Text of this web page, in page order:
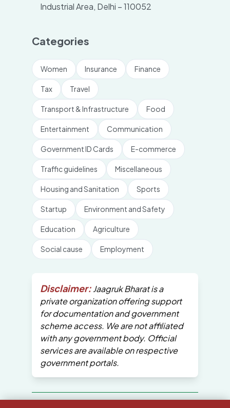
Industrial Area, Delhi – 110052
Categories
Women Insurance Finance
Tax Travel
Transport & Infrastructure Food
Entertainment Communication
Government ID Cards E-commerce
Traffic guidelines Miscellaneous
Housing and Sanitation Sports
Startup Environment and Safety
Education Agriculture
Social cause Employment
Disclaimer: Jaagruk Bharat is a
private organization offering support
for documentation and government
scheme access. We are not affiliated
with any government body. Official
services are available on respective
government portals.